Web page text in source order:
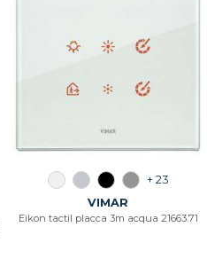
+ 23
VIMAR
Eikon tactil placca 3m acqua 21663.71